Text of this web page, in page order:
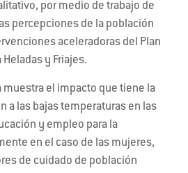
por medio de trabajo de
percepciones de la población
aceleradoras del Plan
y Friajes.
muestra el impacto que tiene la
a las bajas temperaturas en las
y empleo para la
en el caso de las mujeres,
de cuidado de población